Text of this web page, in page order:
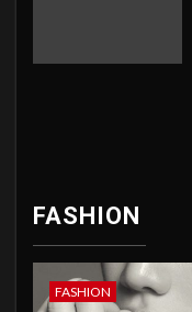
FASHION
FASHION